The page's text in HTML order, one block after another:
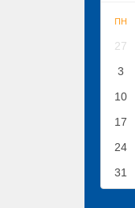
ПН
27
3
10
17
24
31